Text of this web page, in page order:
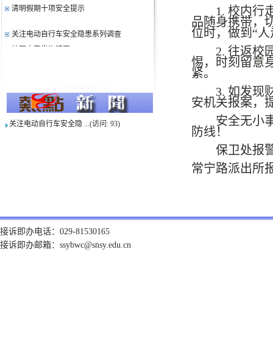
清明假期十项安全提示
关注电动自行车安全隐患系列调查
校园内高发诈骗案
什么时间容易被盗
如何安全使用天然气及使用注意事项
电信诈骗典型案例及安全提示
关注电动自行车安全隐 ...(访问: 93)
1. 校内行
品随身携带，
位时，做到“
2. 往返校
惕，时刻留意
紧。
3. 如发现
安机关报案，
安全无小
防线！
保卫处报
常宁路派出所
接诉即办电话：029-81530165
接诉即办邮箱：ssybwc@snsy.edu.cn